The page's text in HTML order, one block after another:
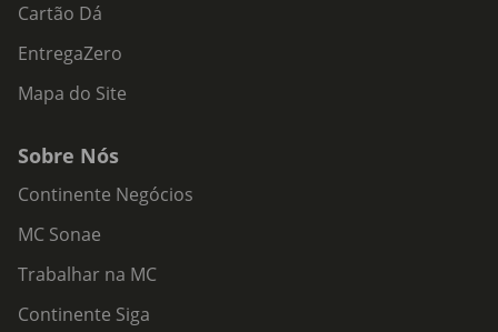
Cartão Dá
EntregaZero
Mapa do Site
Sobre Nós
Continente Negócios
MC Sonae
Trabalhar na MC
Continente Siga